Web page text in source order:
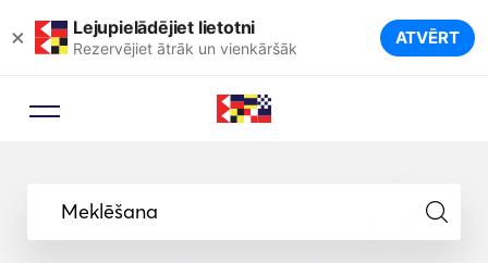
× Lejupielādējiet lietotni
Rezervējiet ātrāk un vienkāršāk ATVĒRT
Meklēšana